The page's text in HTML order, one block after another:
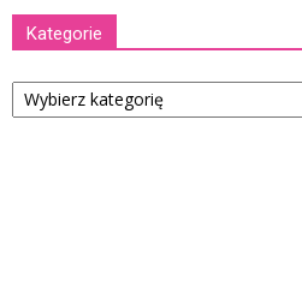
Kategorie
Kategorie